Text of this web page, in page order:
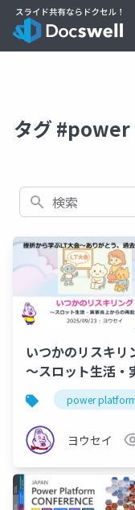
タグ
検索
いつかのリスキリ
～スロット生活・
炎上からの再起～
折から学ぶLT大会
りがとう、過去の自
分！～
power
ヨウセイ